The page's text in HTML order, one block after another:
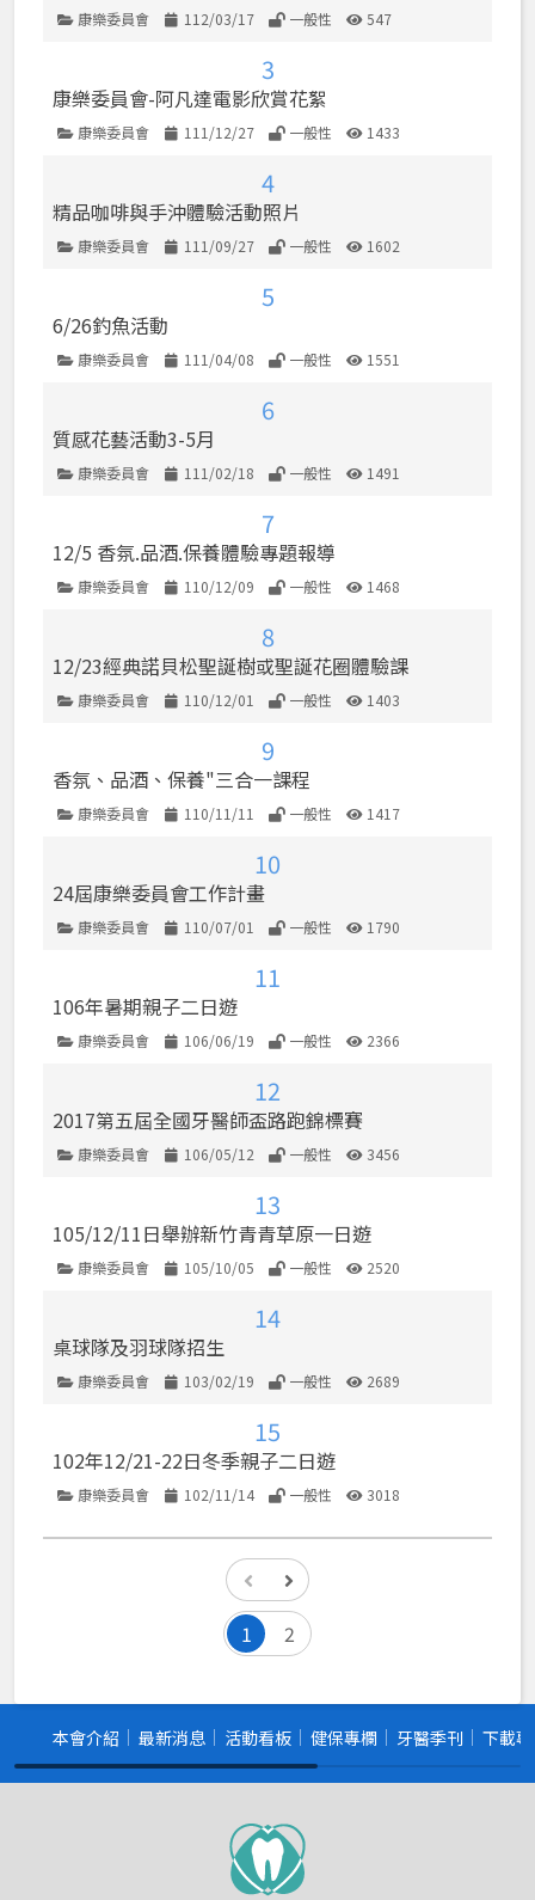
類別
康樂委員會 發佈日期
112/03/17 使用權限
一般性 點閱數
547
3
康樂委員會-阿凡達電影欣賞花絮
類別
康樂委員會 發佈日期
111/12/27 使用權限
一般性 點閱數
1433
4
精品咖啡與手沖體驗活動照片
類別
康樂委員會 發佈日期
111/09/27 使用權限
一般性 點閱數
1602
5
6/26釣魚活動
類別
康樂委員會 發佈日期
111/04/08 使用權限
一般性 點閱數
1551
6
質感花藝活動3-5月
類別
康樂委員會 發佈日期
111/02/18 使用權限
一般性 點閱數
1491
7
12/5 香氛.品酒.保養體驗專題報導
類別
康樂委員會 發佈日期
110/12/09 使用權限
一般性 點閱數
1468
8
12/23經典諾貝松聖誕樹或聖誕花圈體驗課
類別
康樂委員會 發佈日期
110/12/01 使用權限
一般性 點閱數
1403
9
香氛、品酒、保養"三合一課程
類別
康樂委員會 發佈日期
110/11/11 使用權限
一般性 點閱數
1417
10
24屆康樂委員會工作計畫
類別
康樂委員會 發佈日期
110/07/01 使用權限
一般性 點閱數
1790
11
106年暑期親子二日遊
類別
康樂委員會 發佈日期
106/06/19 使用權限
一般性 點閱數
2366
12
2017第五屆全國牙醫師盃路跑錦標賽
類別
康樂委員會 發佈日期
106/05/12 使用權限
一般性 點閱數
3456
13
105/12/11日舉辦新竹青青草原一日遊
類別
康樂委員會 發佈日期
105/10/05 使用權限
一般性 點閱數
2520
14
桌球隊及羽球隊招生
類別
康樂委員會 發佈日期
103/02/19 使用權限
一般性 點閱數
2689
15
102年12/21-22日冬季親子二日遊
類別
康樂委員會 發佈日期
102/11/14 使用權限
一般性 點閱數
3018
1 2
本會介紹 最新消息 活動看板 健保專欄 牙醫季刊 下載